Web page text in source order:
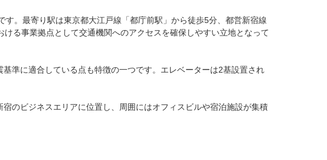
。最寄り駅は東京都大江戸線「都庁前駅」から徒歩5分、都営新宿線
る事業拠点として交通機関へのアクセスを確保しやすい立地となって
準に適合している点も特徴の一つです。エレベーターは2基設置され
のビジネスエリアに位置し、周囲にはオフィスビルや宿泊施設が集積